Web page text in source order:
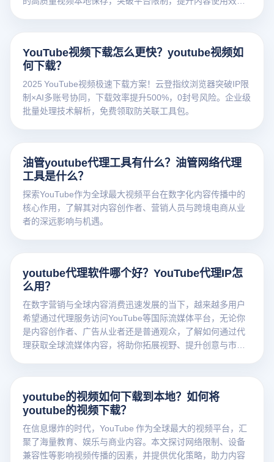
YouTube视频下载怎么更快？youtube视频如
何下载？
2025 YouTube视频极速下载方案！云登指纹浏览器突破IP限
制×AI多账号协同，下载效率提升500%，0封号风险。企业级
批量处理技术解析，免费领取防关联工具包。
油管youtube代理工具有什么？油管网络代理
工具是什么？
探索YouTube作为全球最大视频平台在数字化内容传播中的
核心作用，了解其对内容创作者、营销人员与跨境电商从业
者的深远影响与机遇。
youtube代理软件哪个好？YouTube代理IP怎
么用？
在数字营销与全球内容消费迅速发展的当下，越来越多用户
希望通过代理服务访问YouTube等国际流媒体平台，无论你
是内容创作者、广告从业者还是普通观众，了解如何通过代
理获取全球流媒体内容，将助你拓展视野、提升创意与市场
youtube的视频如何下载到本地？如何将
youtube的视频下载？
在信息爆炸的时代，YouTube 作为全球最大的视频平台，汇
聚了海量教育、娱乐与商业内容。本文探讨网络限制、设备
兼容性等影响视频传播的因素，并提供优化策略，助力内容